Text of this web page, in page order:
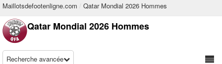
Maillotsdefootenligne.com Qatar Mondial 2026 Hommes
Qatar Mondial 2026 Hommes
Recherche avancée